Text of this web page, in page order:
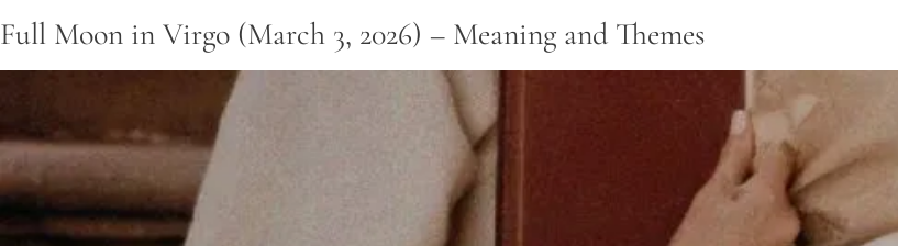
Full Moon in Virgo (March 3, 2026) – Meaning and Themes